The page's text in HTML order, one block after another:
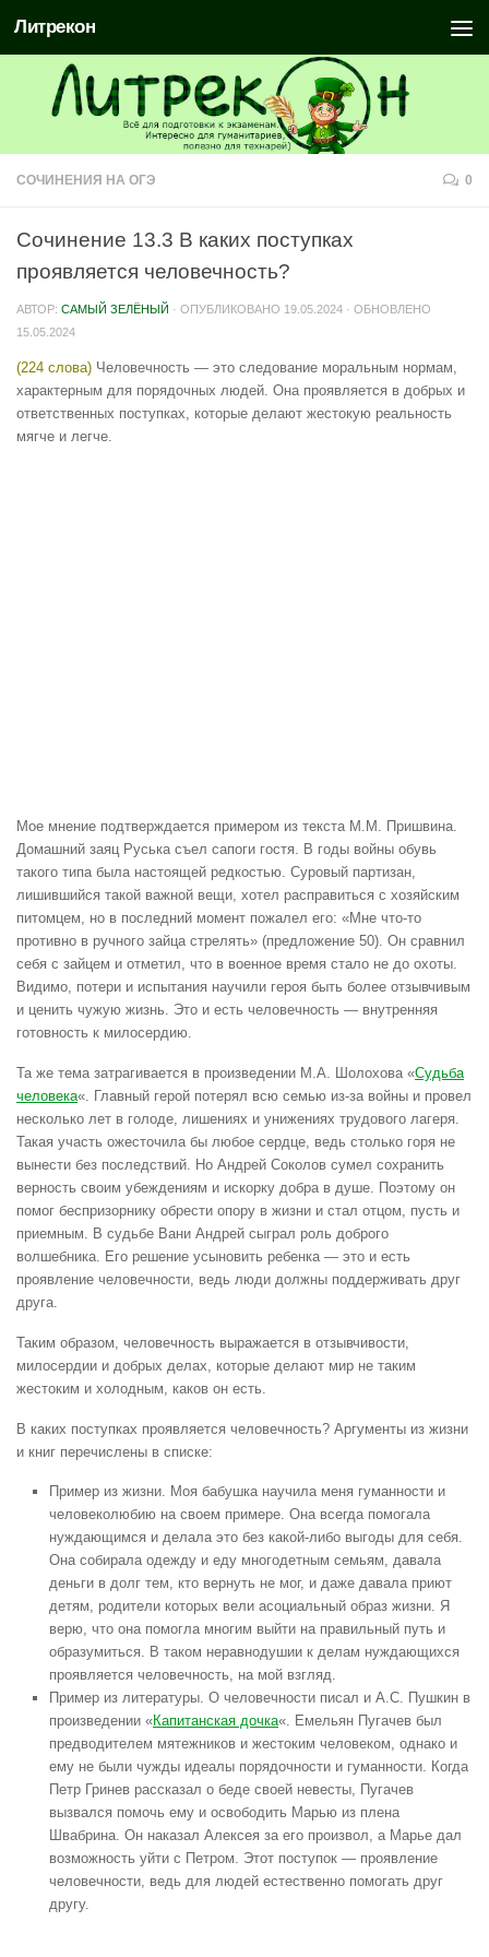
Литрекон
СОЧИНЕНИЯ НА ОГЭ 0
Сочинение 13.3 В каких поступках
проявляется человечность?
АВТОР: САМЫЙ ЗЕЛЁНЫЙ · ОПУБЛИКОВАНО 19.05.2024 · ОБНОВЛЕНО
15.05.2024
(224 слова) Человечность — это следование моральным нормам,
характерным для порядочных людей. Она проявляется в добрых и
ответственных поступках, которые делают жестокую реальность
мягче и легче.
Мое мнение подтверждается примером из текста М.М. Пришвина.
Домашний заяц Руська съел сапоги гостя. В годы войны обувь
такого типа была настоящей редкостью. Суровый партизан,
лишившийся такой важной вещи, хотел расправиться с хозяйским
питомцем, но в последний момент пожалел его: «Мне что-то
противно в ручного зайца стрелять» (предложение 50). Он сравнил
себя с зайцем и отметил, что в военное время стало не до охоты.
Видимо, потери и испытания научили героя быть более отзывчивым
и ценить чужую жизнь. Это и есть человечность — внутренняя
готовность к милосердию.
Та же тема затрагивается в произведении М.А. Шолохова «Судьба
человека«. Главный герой потерял всю семью из-за войны и провел
несколько лет в голоде, лишениях и унижениях трудового лагеря.
Такая участь ожесточила бы любое сердце, ведь столько горя не
вынести без последствий. Но Андрей Соколов сумел сохранить
верность своим убеждениям и искорку добра в душе. Поэтому он
помог беспризорнику обрести опору в жизни и стал отцом, пусть и
приемным. В судьбе Вани Андрей сыграл роль доброго
волшебника. Его решение усыновить ребенка — это и есть
проявление человечности, ведь люди должны поддерживать друг
друга.
Таким образом, человечность выражается в отзывчивости,
милосердии и добрых делах, которые делают мир не таким
жестоким и холодным, каков он есть.
В каких поступках проявляется человечность? Аргументы из жизни
и книг перечислены в списке:
Пример из жизни. Моя бабушка научила меня гуманности и
человеколюбию на своем примере. Она всегда помогала
нуждающимся и делала это без какой-либо выгоды для себя.
Она собирала одежду и еду многодетным семьям, давала
деньги в долг тем, кто вернуть не мог, и даже давала приют
детям, родители которых вели асоциальный образ жизни. Я
верю, что она помогла многим выйти на правильный путь и
образумиться. В таком неравнодушии к делам нуждающихся
проявляется человечность, на мой взгляд.
Пример из литературы. О человечности писал и А.С. Пушкин в
произведении «Капитанская дочка«. Емельян Пугачев был
предводителем мятежников и жестоким человеком, однако и
ему не были чужды идеалы порядочности и гуманности. Когда
Петр Гринев рассказал о беде своей невесты, Пугачев
вызвался помочь ему и освободить Марью из плена
Швабрина. Он наказал Алексея за его произвол, а Марье дал
возможность уйти с Петром. Этот поступок — проявление
человечности, ведь для людей естественно помогать друг
другу.